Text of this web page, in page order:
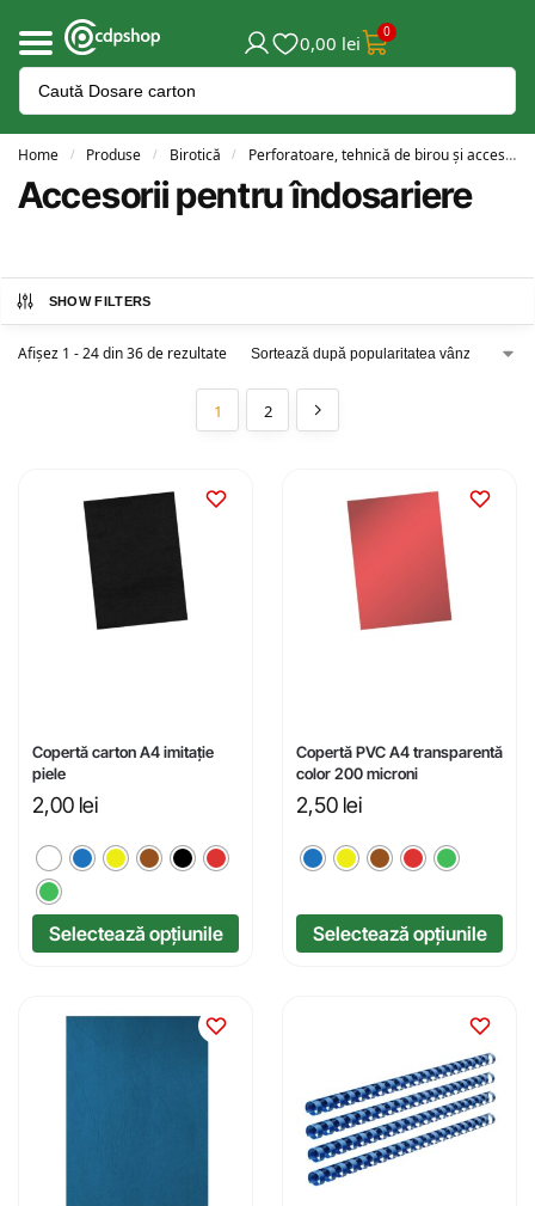
0,00 lei 0
Home / Produse / Birotică / Perforatoare, tehnică de birou și accesorii
Accesorii pentru îndosariere
SHOW FILTERS
Afișez 1 - 24 din 36 de rezultate
1 2
Copertă carton A4 imitație
piele
2,00 lei
Selectează opțiunile
Copertă PVC A4 transparentă
color 200 microni
2,50 lei
Selectează opțiunile